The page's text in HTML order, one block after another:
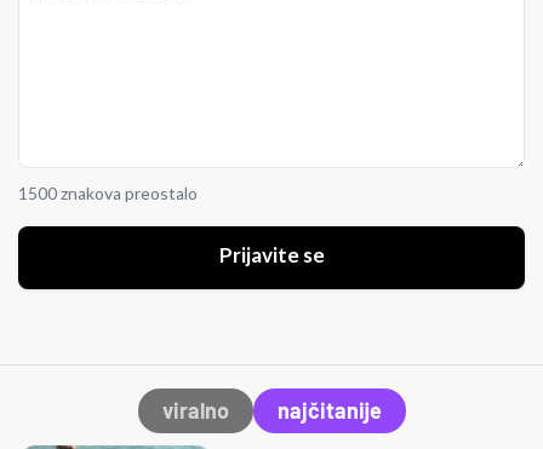
1500 znakova preostalo
Prijavite se
viralno najčitanije